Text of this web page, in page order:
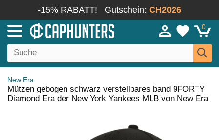
-15% RABATT! Gutschein: CH2026
0
New Era
Mützen gebogen schwarz verstellbares band 9FORTY
Diamond Era der New York Yankees MLB von New Era